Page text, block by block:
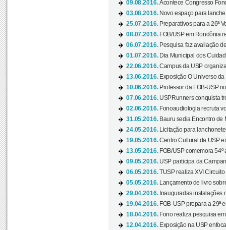
09.08.2016.Acontece Congresso
03.08.2016. Novo espaço para
25.07.2016. Preparativos para a 26ª
08.07.2016. FOB/USP em Rondônia
06.07.2016. Pesquisa faz avaliação
01.07.2016. Dia Municipal dos
22.06.2016.Campus da USP
13.06.2016. Exposição O Universo
10.06.2016. Professor da FOB-USP
07.06.2016. USPRunners conquista
02.06.2016. Fonoaudiologia recruta
31.05.2016. Bauru sedia Encontro de
24.05.2016.
Licitação para
19.05.2016.Centro Cultural da USP
13.05.2016. FOB/USP comemora
09.05.2016. USP participa da
06.05.2016.TUSP realiza XVI Circuito
05.05.2016.
Lançamento de livro
29.04.2016. Inauguradas instalações
19.04.2016. FOB-USP prepara a 29ª
18.04.2016. Fono realiza pesquisa
12.04.2016. Exposição na USP